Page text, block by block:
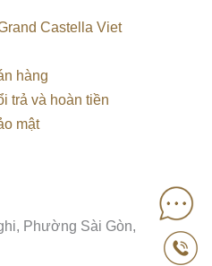
Castella Viet
hàng
trả và hoàn tiền
mật
Phường Sài Gòn,